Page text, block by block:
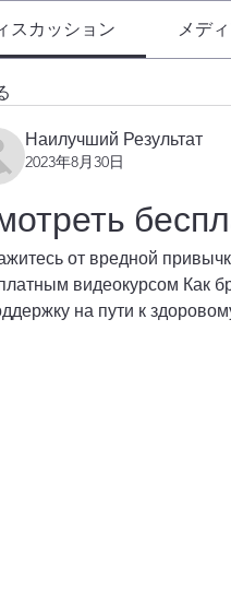
スカッション メデ
Наилучший Результат
2023年8月30日
от вредной
видеокурсом Как
на пути к